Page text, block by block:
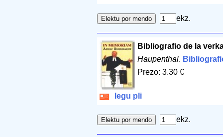
ekz.
Bibliografio de la
Haupenthal.
Prezo: 3.30 €
legu pli
ekz.